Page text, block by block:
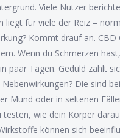
Viele Nutzer
liegt für viele der Reiz –
Kommt drauf an.
Wenn du Schmerzen
paar Tagen. Geduld zahlt
Die sind
Mund oder in seltenen
testen, wie dein Körper
können sich